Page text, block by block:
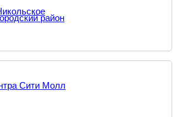
район
Сити Молл